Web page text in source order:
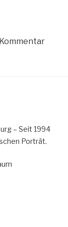
– Seit 1994
Porträt.